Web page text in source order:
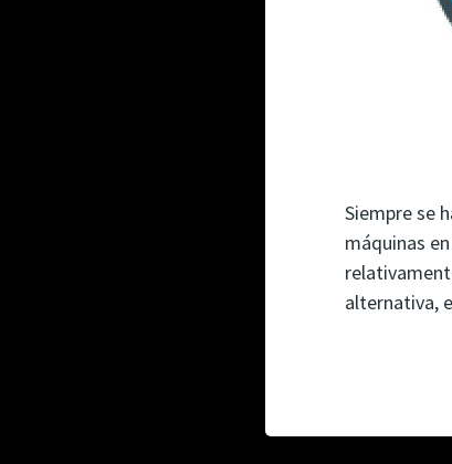
Siempre se
máquinas
alternativa,